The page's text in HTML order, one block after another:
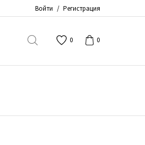
Войти / Регистрация
0 0